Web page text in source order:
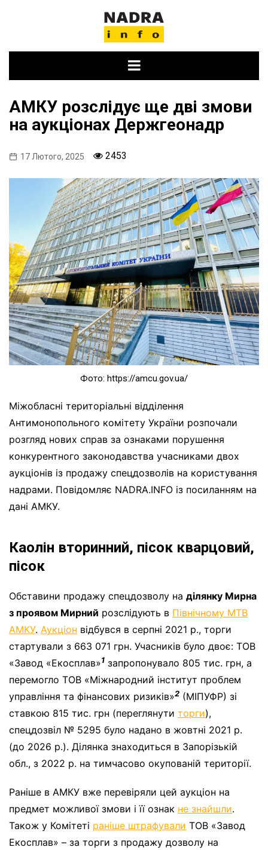
АМКУ розслідує ще дві змови
на аукціонах Держгеонадр
17 Лютого, 2025 2453
Фото: https://amcu.gov.ua/
Міжобласні територіальні відділення
Антимонопольного комітету України розпочали
розгляд нових справ за ознаками порушення
конкурентного законодавства учасниками двох
аукціонів із продажу спецдозволів на користування
надрами. Повідомляє NADRA.INFO із посиланням на
дані АМКУ.
Каолін вторинний, пісок кварцовий,
пісок
Обставини продажу спецдозволу на ділянку Мирна
з проявом Мирний розслідують в Північному МТВ
АМКУ. Аукціон відбувся в серпні 2021 р., торги
стартували з 663 071 грн. Учасників було двоє: ТОВ
«Завод «Екосплав»1 запропонувало 805 тис. грн, а
перемогло ТОВ «Міжнародний інститут проблем
управління та фінансових ризиків»2 (МІПУФР) зі
ставкою 815 тис. грн (переглянути торги),
спецдозвіл № 5295 було надано в жовтні 2021 р.
(до 2026 р.). Ділянка знаходиться в Запорізькій
обл., з 2022 р. на тимчасово окупованій території.
Раніше в АМКУ вже перевіряли цей аукціон на
предмет можливої змови і її ознак не знайшли.
Також у Комітеті раніше штрафували ТОВ «Завод
Екосплав» – за торги з продажу дозволу на